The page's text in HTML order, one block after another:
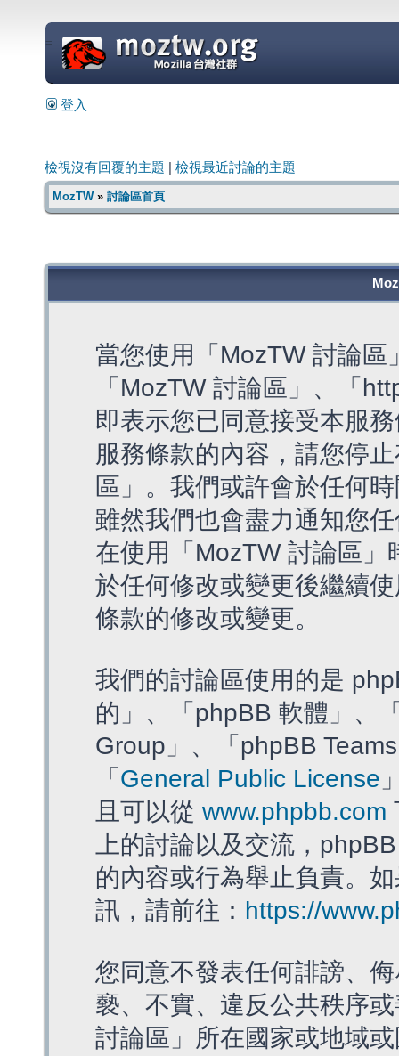
=
登入
檢視沒有回覆的主題 檢視最近討論的主題
MozTW» 討論區首頁
當您使用「MozTW 討論
「MozTW 討論區」、「
即表示您已同意接受本服
服務條款的內容，請您停
區」。我們或許會於任何
雖然我們也會盡力通知您
在使用「MozTW 討論區
於任何修改或變更後繼續
條款的修改或變更。
我們的討論區使用的是
的」、「phpBB 軟體」、
Group」、「phpBB
「 General Public License
且可以從 www.phpbb.com
上的討論以及交流，
的內容或行為舉止負責。
訊，請前往： https://
您同意不發表任何誹謗、
褻、不實、違反公共秩序
討論區」所在國家或地域